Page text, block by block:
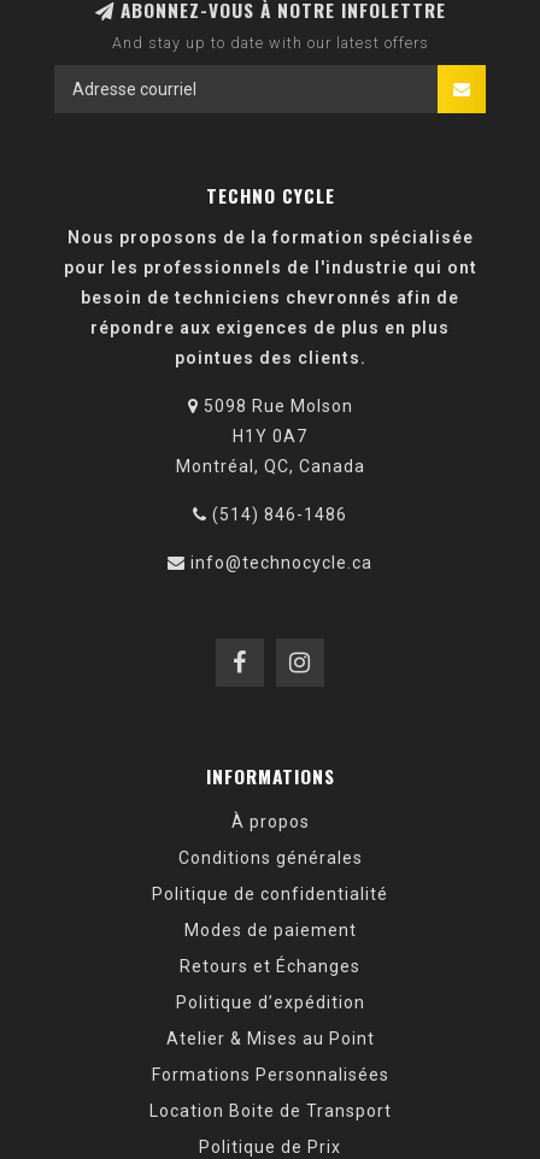
ABONNEZ-VOUS À NOTRE INFOLETTRE
And stay up to date with our latest offers
TECHNO CYCLE
Nous proposons de la formation spécialisée
pour les professionnels de l'industrie qui ont
besoin de techniciens chevronnés afin de
répondre aux exigences de plus en plus
pointues des clients.
5098 Rue Molson
H1Y 0A7
Montréal, QC, Canada
(514) 846-1486
info@technocycle.ca
INFORMATIONS
À propos
Conditions générales
Politique de confidentialité
Modes de paiement
Retours et Échanges
Politique d’expédition
Atelier & Mises au Point
Formations Personnalisées
Location Boite de Transport
Politique de Prix